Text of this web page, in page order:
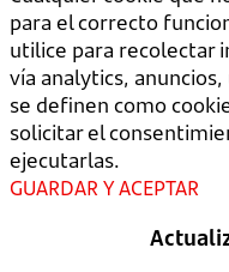
para el correcto
utilice para recolectar
vía analytics,
se definen como
solicitar el
ejecutarlas.
GUARDAR Y ACEPTAR